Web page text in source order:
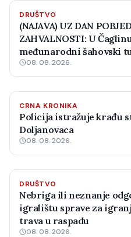
DRUŠTVO
(NAJAVA) UZ DAN
ZAHVALNOSTI: U
međunarodni šahovski
08. 08. 2026.
CRNA KRONIKA
Policija istražuje krađu
Doljanovaca
08. 08. 2026.
DRUŠTVO
Nebriga ili neznanje
igralištu sprave za
trava u raspadu
08. 08. 2026.